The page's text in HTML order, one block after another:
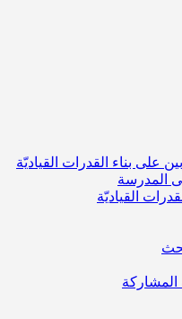
على بناء القدرات القياديّة
المدرسة
القياديّة
المشاركة